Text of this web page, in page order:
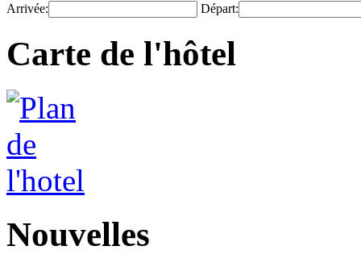
Arrivée: Départ:
Carte de l'hôtel
Nouvelles